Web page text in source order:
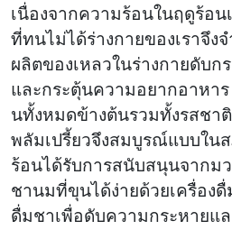
เนื่องจากความร้อนในฤดูร้อ
ที่ทนไม่ได้ร่างกายของเราจึง
ผลิตของเหลวในร่างกายดับก
และกระตุ้นความอยากอาหา
นทั้งหมดข้างต้นรวมทั้งรสชา
พลัมเปรี้ยวจึงสมบูรณ์แบบใน
ร้อนได้รับการสนับสนุนจากม
ชานมที่ขุนได้ง่ายด้วยเครื่อง
ดื่มชาเพื่อดับความกระหายแ